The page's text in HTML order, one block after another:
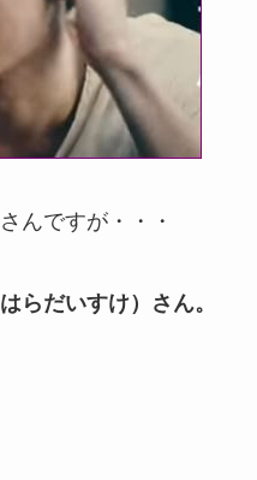
んですが・・・
らだいすけ）さん。